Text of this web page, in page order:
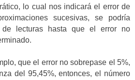
lo cual nos indicará el error de
sucesivas, se podría
de lecturas hasta que el error no
que el error no sobrepase el 5%,
del 95,45%, entonces, el número